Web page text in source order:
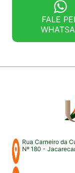
FALE
Rua Carneiro da
Nº 180 -